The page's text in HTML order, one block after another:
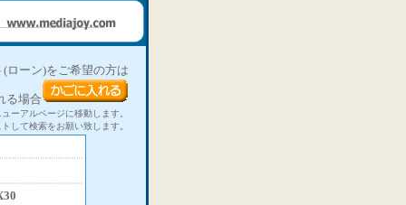
ローン)をご希望の方は
る場合
ーアルページに移動します。
して検索をお願い致します。